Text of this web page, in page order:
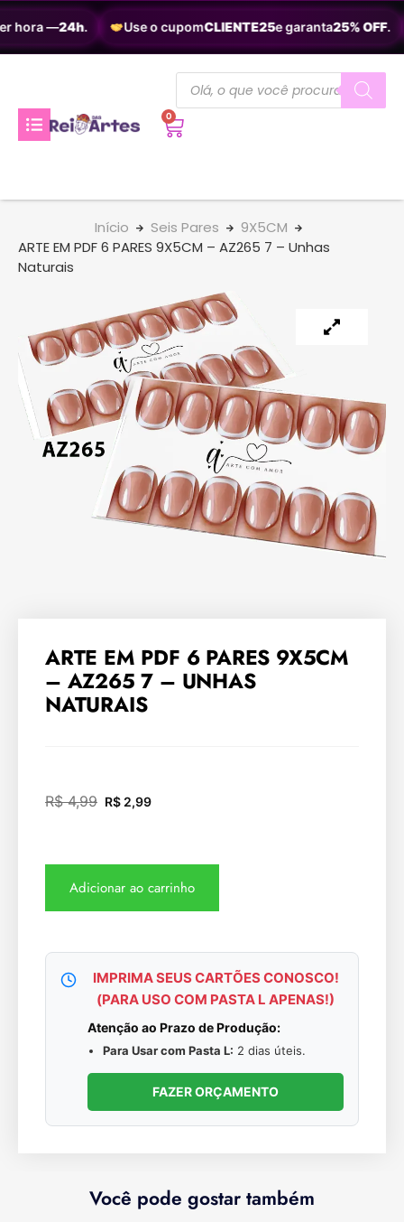
hora —24h. Use o cupomCLIENTE25e garanta25% OFF.
0
Início Seis Pares
9X5CM
ARTE EM PDF 6 PARES 9X5CM – AZ265 7 – Unhas
Naturais
ARTE EM PDF 6 PARES 9X5CM
– AZ265 7 – UNHAS
NATURAIS
R$4,99 R$ 2,99
Adicionar ao carrinho
IMPRIMA SEUS CARTÕES CONOSCO!
(PARA USO COM PASTA L APENAS!)
Atenção ao Prazo de Produção:
Para Usar com Pasta L: 2 dias úteis.
FAZER ORÇAMENTO
Você pode gostar também